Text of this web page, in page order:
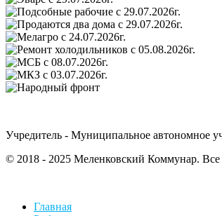
Учредитель - Муниципальное автономное
© 2018 - 2025 Меленковский Коммунар.
Главная